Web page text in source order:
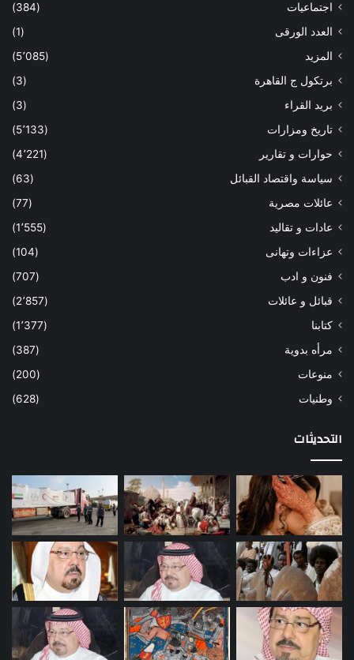
اجتماعيات
(384)
العدد الورقى
(1)
المزيد
(5٬085)
برتكول ج القاهرة
(3)
بريد القراء
(3)
تاريخ ومزارات
(5٬133)
حوارات و تقارير
(4٬221)
سياسة واقتصاد القبائل
(63)
عائلات مصرية
(77)
عادات و تقاليد
(1٬555)
عزاءات وتهانى
(104)
فنون و ادب
(707)
قبائل و عائلات
(2٬857)
كتابنا
(1٬377)
مرأه بدوية
(387)
منوعات
(200)
وطنيات
(628)
التحديثات